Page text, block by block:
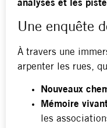
analyses et les
Une enquête
À travers une
arpenter les rues,
Nouveaux
Mémoire
les